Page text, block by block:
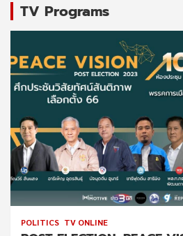
TV Programs
POLITICS TV ONLINE